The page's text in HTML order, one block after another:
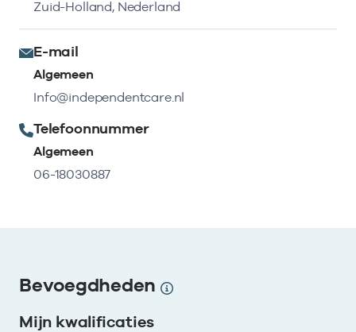
Zuid-Holland, Nederland
E-mail
Algemeen
Info@independentcare.nl
Telefoonnummer
Algemeen
06-18030887
Bevoegdheden
Mijn kwalificaties